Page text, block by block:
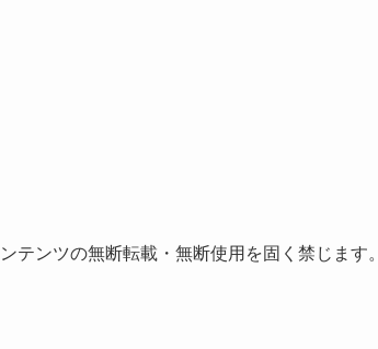
ンツの無断転載・無断使用を固く禁じます。